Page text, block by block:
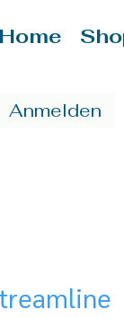
Home
Anmelden